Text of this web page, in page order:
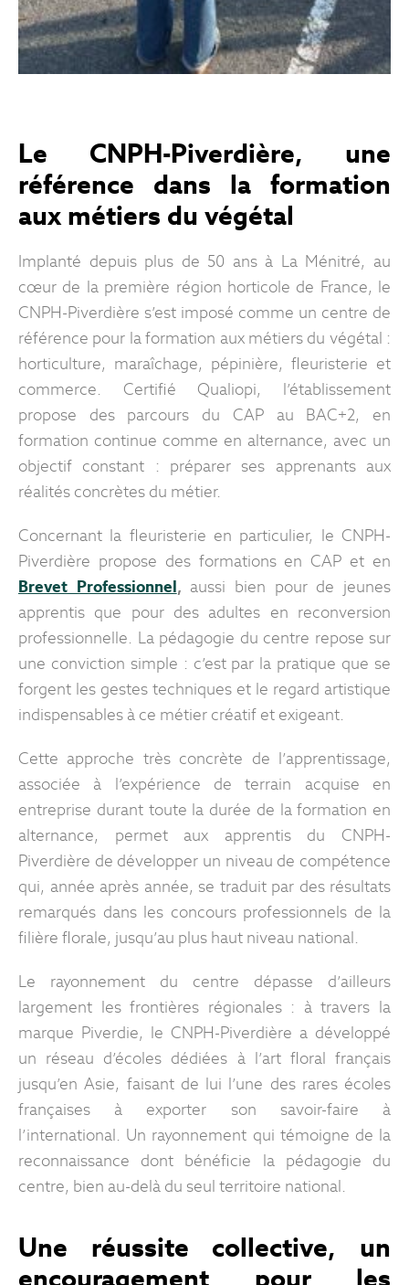
Le CNPH-Piverdière, une
référence dans la formation
aux métiers du végétal
Implanté depuis plus de 50 ans à La Ménitré, au
cœur de la première région horticole de France, le
CNPH-Piverdière s’est imposé comme un centre de
référence pour la formation aux métiers du végétal :
horticulture, maraîchage, pépinière, fleuristerie et
commerce. Certifié Qualiopi, l’établissement
propose des parcours du CAP au BAC+2, en
formation continue comme en alternance, avec un
objectif constant : préparer ses apprenants aux
réalités concrètes du métier.
Concernant la fleuristerie en particulier, le CNPH-
Piverdière propose des formations en CAP et en
Brevet Professionnel, aussi bien pour de jeunes
apprentis que pour des adultes en reconversion
professionnelle. La pédagogie du centre repose sur
une conviction simple : c’est par la pratique que se
forgent les gestes techniques et le regard artistique
indispensables à ce métier créatif et exigeant.
Cette approche très concrète de l’apprentissage,
associée à l’expérience de terrain acquise en
entreprise durant toute la durée de la formation en
alternance, permet aux apprentis du CNPH-
Piverdière de développer un niveau de compétence
qui, année après année, se traduit par des résultats
remarqués dans les concours professionnels de la
filière florale, jusqu’au plus haut niveau national.
Le rayonnement du centre dépasse d’ailleurs
largement les frontières régionales : à travers la
marque Piverdie, le CNPH-Piverdière a développé
un réseau d’écoles dédiées à l’art floral français
jusqu’en Asie, faisant de lui l’une des rares écoles
françaises à exporter son savoir-faire à
l’international. Un rayonnement qui témoigne de la
reconnaissance dont bénéficie la pédagogie du
centre, bien au-delà du seul territoire national.
Une réussite collective, un
encouragement pour les